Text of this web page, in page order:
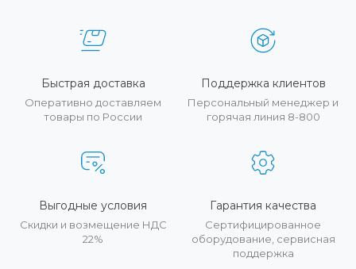
Быстрая доставка
Оперативно доставляем
товары по России
Поддержка клиентов
Персональный менеджер и
горячая линия 8-800
Выгодные условия
Скидки и возмещение НДС
22%
Гарантия качества
Сертифицированное
оборудование, сервисная
поддержка